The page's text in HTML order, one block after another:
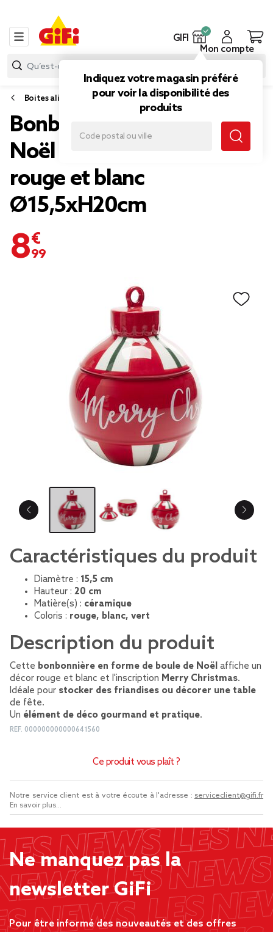
GIFI
Indiquez votre magasin préféré
pour voir la disponibilité des
produits
Mon compte
Boites alimentaires et bocaux
Bonbonnière boule de
Noël Merry Christmas
rouge et blanc
Ø15,5xH20cm
8,99 €
Caractéristiques du produit
Diamètre : 15,5 cm
Hauteur : 20 cm
Matière(s) : céramique
Coloris : rouge, blanc, vert
Description du produit
Cette bonbonnière en forme de boule de Noël affiche un
décor rouge et blanc et l'inscription Merry Christmas.
Idéale pour stocker des friandises ou décorer une table
de fête.
Un élément de déco gourmand et pratique.
REF. 000000000000641560
Ce produit vous plaît ?
Notre service client est à votre écoute à l'adresse : serviceclient@gifi.fr
En savoir plus...
Ne manquez pas la
newsletter GiFi
Pour être informé des nouveautés et des offres